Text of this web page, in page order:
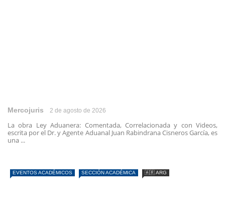
Mercojuris 2 de agosto de 2026
La obra Ley Aduanera: Comentada, Correlacionada y con Videos,
escrita por el Dr. y Agente Aduanal Juan Rabindrana Cisneros García, es
una ...
EVENTOS ACADÉMICOS SECCIÓN ACADÉMICA 🇦🇷 ARG